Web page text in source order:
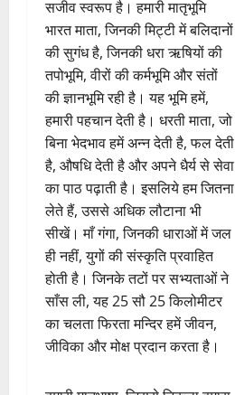
सजीव स्वरूप है। हमारी मातृभूमि
भारत माता, जिनकी मिट्टी में बलिदानों
की सुगंध है, जिनकी धरा ऋषियों की
तपोभूमि, वीरों की कर्मभूमि और संतों
की ज्ञानभूमि रही है। यह भूमि हमें,
हमारी पहचान देती है। धरती माता, जो
बिना भेदभाव हमें अन्न देती है, फल देती
है, औषधि देती है और अपने धैर्य से सेवा
का पाठ पढ़ाती है। इसलिये हम जितना
लेते हैं, उससे अधिक लौटाना भी
सीखें। माँ गंगा, जिनकी धाराओं में जल
ही नहीं, युगों की संस्कृति प्रवाहित
होती है। जिनके तटों पर सभ्यताओं ने
साँस ली, यह 25 सौ 25 किलोमीटर
का चलता फिरता मन्दिर हमें जीवन,
जीविका और मोक्ष प्रदान करता है।